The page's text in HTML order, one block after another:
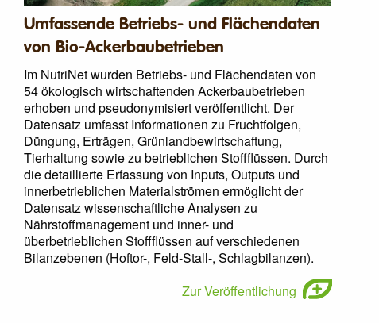
Umfassende Betriebs- und Flächendaten
von Bio-Ackerbaubetrieben
Im NutriNet wurden Betriebs- und Flächendaten von
54 ökologisch wirtschaftenden Ackerbaubetrieben
erhoben und pseudonymisiert veröffentlicht. Der
Datensatz umfasst Informationen zu Fruchtfolgen,
Düngung, Erträgen, Grünlandbewirtschaftung,
Tierhaltung sowie zu betrieblichen Stoffflüssen. Durch
die detaillierte Erfassung von Inputs, Outputs und
innerbetrieblichen Materialströmen ermöglicht der
Datensatz wissenschaftliche Analysen zu
Nährstoffmanagement und inner- und
überbetrieblichen Stoffflüssen auf verschiedenen
Bilanzebenen (Hoftor-, Feld-Stall-, Schlagbilanzen).
Zur Veröffentlichung